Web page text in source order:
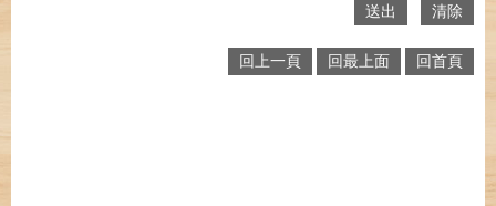
回上一頁 回最上面 回首頁